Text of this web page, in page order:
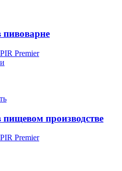
Premier
производстве
Premier